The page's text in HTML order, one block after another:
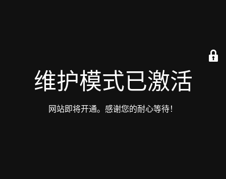
维护模式已激活
网站即将开通。感谢您的耐心等待！